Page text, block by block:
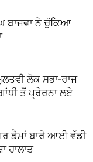
ਬਾਜਵਾ ਨੇ ਚੁੱਕਿਆ
ਲੋਕ ਸਭਾ-ਰਾਜ
ਤੋਂ ਪ੍ਰੇਰਨਾ ਲਏ
ਡੈਮਾਂ ਬਾਰੇ ਆਈ ਵੱਡੀ
ਹਾਲਾਤ